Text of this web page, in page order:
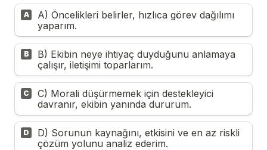
A
A) Öncelikleri belirler, hızlıca görev dağılımı
yaparım.
B
B) Ekibin neye ihtiyaç duyduğunu anlamaya
çalışır, iletişimi toparlarım.
C
C) Morali düşürmemek için destekleyici
davranır, ekibin yanında dururum.
D
D) Sorunun kaynağını, etkisini ve en az riskli
çözüm yolunu analiz ederim.